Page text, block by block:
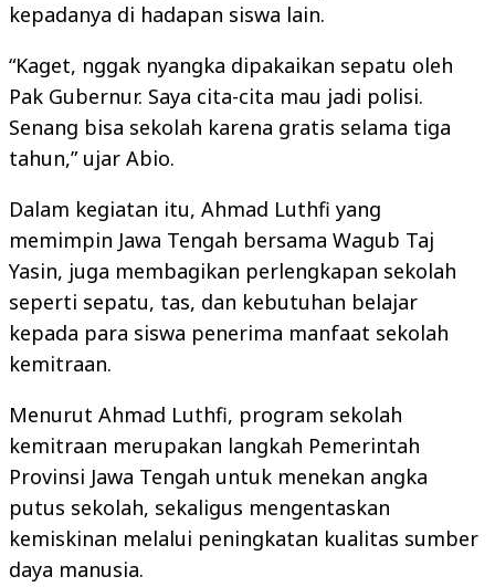
kepadanya di hadapan siswa lain.
“Kaget, nggak nyangka dipakaikan sepatu oleh
Pak Gubernur. Saya cita-cita mau jadi polisi.
Senang bisa sekolah karena gratis selama tiga
tahun,” ujar Abio.
Dalam kegiatan itu, Ahmad Luthfi yang
memimpin Jawa Tengah bersama Wagub Taj
Yasin, juga membagikan perlengkapan sekolah
seperti sepatu, tas, dan kebutuhan belajar
kepada para siswa penerima manfaat sekolah
kemitraan.
Menurut Ahmad Luthfi, program sekolah
kemitraan merupakan langkah Pemerintah
Provinsi Jawa Tengah untuk menekan angka
putus sekolah, sekaligus mengentaskan
kemiskinan melalui peningkatan kualitas sumber
daya manusia.